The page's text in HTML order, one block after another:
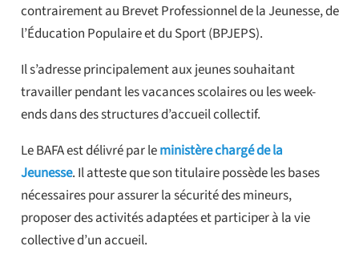
contrairement au Brevet Professionnel de la Jeunesse, de
l’Éducation Populaire et du Sport (BPJEPS).
Il s’adresse principalement aux jeunes souhaitant
travailler pendant les vacances scolaires ou les week-
ends dans des structures d’accueil collectif.
Le BAFA est délivré par leministère chargé de la
Jeunesse. Il atteste que son titulaire possède les bases
nécessaires pour assurer la sécurité des mineurs,
proposer des activités adaptées et participer à la vie
collective d’un accueil.